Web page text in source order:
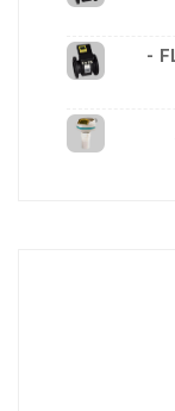
فلومتر الکترومغناطیسی برند FLUSSMAG -